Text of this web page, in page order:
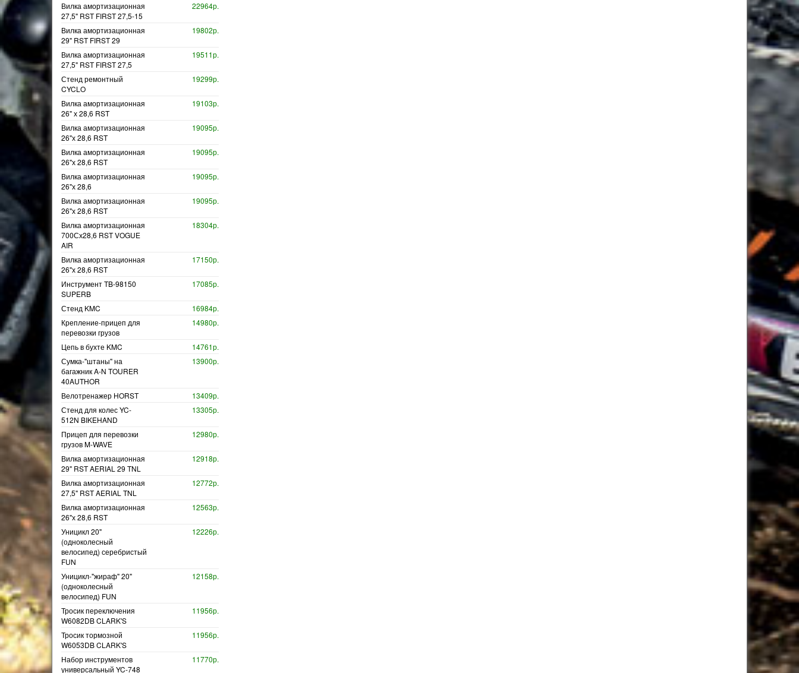
Вилка амортизационная
27,5" RST FIRST 27,5-15
22964р.
Вилка амортизационная
29" RST FIRST 29
19802р.
Вилка амортизационная
27,5" RST FIRST 27,5
19511р.
Стенд ремонтный
CYCLO
19299р.
Вилка амортизационная
26" х 28,6 RST
19103р.
Вилка амортизационная
26"х 28,6 RST
19095р.
Вилка амортизационная
26"х 28,6 RST
19095р.
Вилка амортизационная
26"х 28,6
19095р.
Вилка амортизационная
26"х 28,6 RST
19095р.
Вилка амортизационная
700Сх28,6 RST VOGUE
AIR
18304р.
Вилка амортизационная
26"х 28,6 RST
17150р.
Инструмент TB-98150
SUPERB
17085р.
Стенд KMC
16984р.
Крепление-прицеп для
перевозки грузов
14980р.
Цепь в бухте KMC
14761р.
Сумка-"штаны" на
багажник A-N TOURER
40AUTHOR
13900р.
Велотренажер HORST
13409р.
Стенд для колес YC-
512N BIKEHAND
13305р.
Прицеп для перевозки
грузов M-WAVE
12980р.
Вилка амортизационная
29" RST AERIAL 29 TNL
12918р.
Вилка амортизационная
27,5" RST AERIAL TNL
12772р.
Вилка амортизационная
26"х 28,6 RST
12563р.
Уницикл 20"
(одноколесный
велосипед) серебристый
FUN
12226р.
Уницикл-"жираф" 20"
(одноколесный
велосипед) FUN
12158р.
Тросик переключения
W6082DB CLARK'S
11956р.
Тросик тормозной
W6053DB CLARK'S
11956р.
Набор инструментов
универсальный YC-748
11770р.